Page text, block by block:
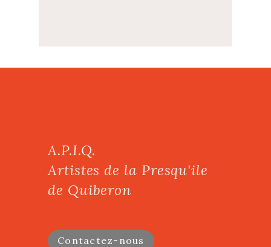
A.P.I.Q.
Artistes de la Presqu'ile
de Quiberon
Contactez-nous